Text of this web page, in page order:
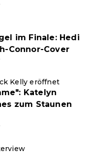
im Finale: Hedi
Connor-Cover
Kelly eröffnet
Katelyn
zum Staunen